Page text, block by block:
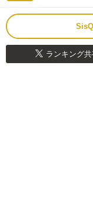
ランキング